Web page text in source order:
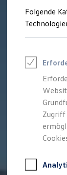
Leasing
Folgende
Zugriff